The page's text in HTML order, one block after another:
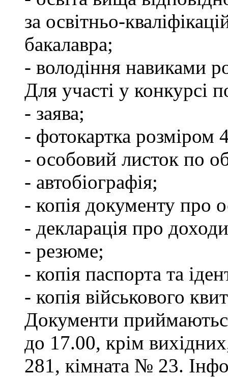
за освітньо-
бакалавра;
- володіння навиками
Для участі у конкурсі
- заява;
- фотокартка розміром
- особовий листок по
- автобіографія;
- копія документу про
- декларація про
- резюме;
- копія паспорта та
- копія військового
Документи
до 17.00, крім
281, кімната № 23.